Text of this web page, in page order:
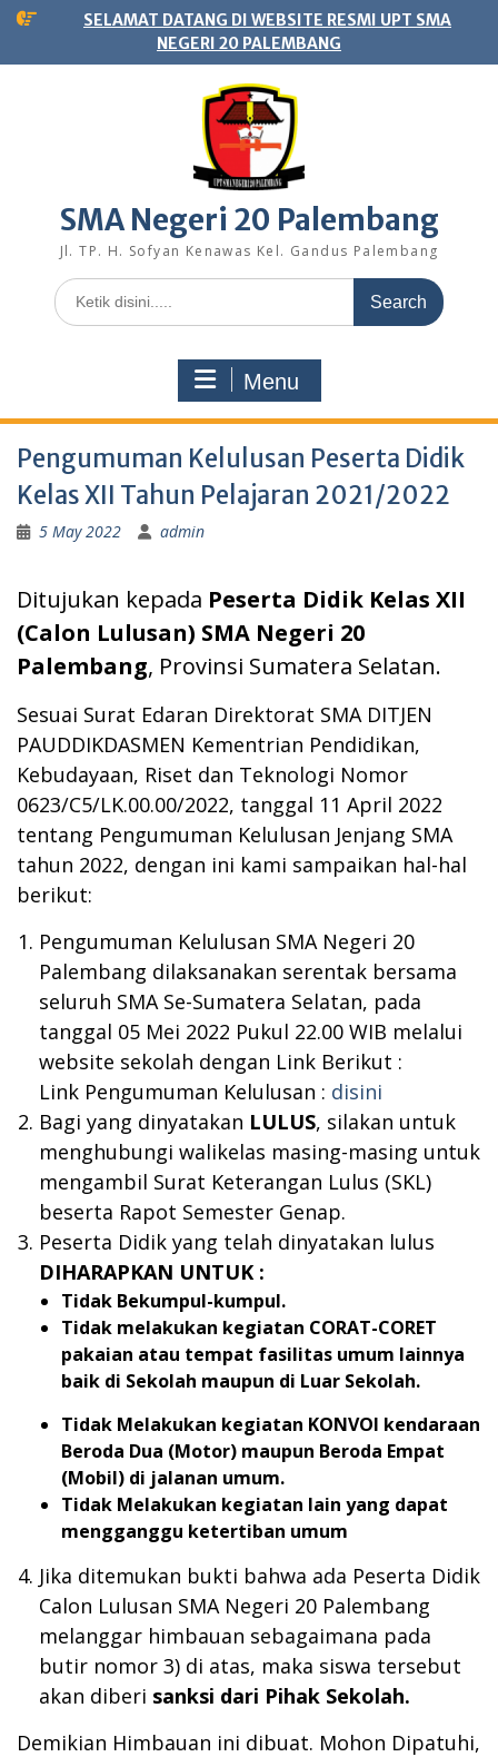
Skip
SELAMAT DATANG DI WEBSITE RESMI UPT SMA
NEGERI 20 PALEMBANG
SMA Negeri 20 Palembang
Jl. TP. H. Sofyan Kenawas Kel. Gandus Palembang
Search
for:
Menu
Pengumuman Kelulusan Peserta Didik
Kelas XII Tahun Pelajaran 2021/2022
5 May 2022 admin
Ditujukan kepada Peserta Didik Kelas XII
(Calon Lulusan) SMA Negeri 20
Palembang, Provinsi Sumatera Selatan.
Sesuai Surat Edaran Direktorat SMA DITJEN
PAUDDIKDASMEN Kementrian Pendidikan,
Kebudayaan, Riset dan Teknologi Nomor
0623/C5/LK.00.00/2022, tanggal 11 April 2022
tentang Pengumuman Kelulusan Jenjang SMA
tahun 2022, dengan ini kami sampaikan hal-hal
berikut:
Pengumuman Kelulusan SMA Negeri 20
Palembang dilaksanakan serentak bersama
seluruh SMA Se-Sumatera Selatan, pada
tanggal 05 Mei 2022 Pukul 22.00 WIB melalui
website sekolah dengan Link Berikut :
Link Pengumuman Kelulusan : disini
Bagi yang dinyatakan LULUS, silakan untuk
menghubungi walikelas masing-masing untuk
mengambil Surat Keterangan Lulus (SKL)
beserta Rapot Semester Genap.
Peserta Didik yang telah dinyatakan lulus
DIHARAPKAN UNTUK :
Tidak Bekumpul-kumpul.
Tidak melakukan kegiatan CORAT-CORET
pakaian atau tempat fasilitas umum lainnya
baik di Sekolah maupun di Luar Sekolah.
Tidak Melakukan kegiatan KONVOI kendaraan
Beroda Dua (Motor) maupun Beroda Empat
(Mobil) di jalanan umum.
Tidak Melakukan kegiatan lain yang dapat
mengganggu ketertiban umum
Jika ditemukan bukti bahwa ada Peserta Didik
Calon Lulusan SMA Negeri 20 Palembang
melanggar himbauan sebagaimana pada
butir nomor 3) di atas, maka siswa tersebut
akan diberi sanksi dari Pihak Sekolah.
Demikian Himbauan ini dibuat. Mohon Dipatuhi,